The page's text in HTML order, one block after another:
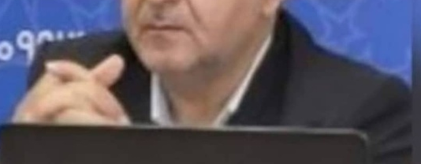
آغازی بر شکل‌گیری
گردشگری تجاری نوین
در شمال کشور
تحولات اخیر در ساختار